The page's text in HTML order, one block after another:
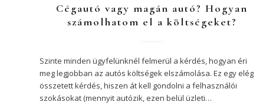
Cégautó vagy magán autó? Hogyan
számolhatom el a költségeket?
Szinte minden ügyfelünknél felmerül a kérdés, hogyan éri
meg legjobban az autós költségek elszámolása. Ez egy elég
összetett kérdés, hiszen át kell gondolni a felhasználói
szokásokat (mennyit autózik, ezen belül üzleti…